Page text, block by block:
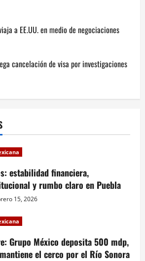
a EE.UU. en medio de negociaciones
cancelación de visa por investigaciones
estabilidad financiera,
y rumbo claro en Puebla
15, 2026
Grupo México deposita 500 mdp,
el cerco por el Río Sonora